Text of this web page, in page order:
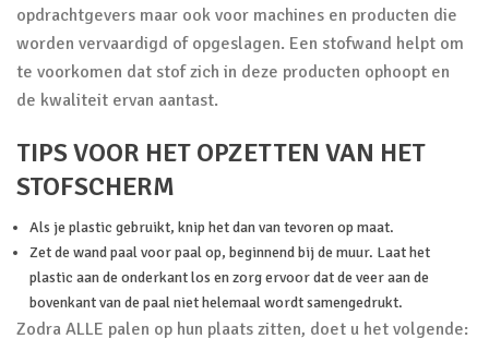
opdrachtgevers maar ook voor machines en producten die
worden vervaardigd of opgeslagen. Een stofwand helpt om
te voorkomen dat stof zich in deze producten ophoopt en
de kwaliteit ervan aantast.
TIPS VOOR HET OPZETTEN VAN HET
STOFSCHERM
Als je plastic gebruikt, knip het dan van tevoren op maat.
Zet de wand paal voor paal op, beginnend bij de muur. Laat het
plastic aan de onderkant los en zorg ervoor dat de veer aan de
bovenkant van de paal niet helemaal wordt samengedrukt.
Zodra ALLE palen op hun plaats zitten, doet u het volgende: